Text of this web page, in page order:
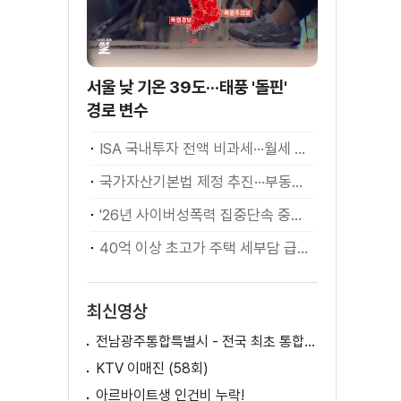
서울 낮 기온 39도···태풍 '돌핀'
경로 변수
ISA 국내투자 전액 비과세···월세 세액공제 확대
국가자산기본법 제정 추진···부동산·주식 등 통합 관리
'26년 사이버성폭력 집중단속 중간성과 발표···향후 추진계획은?
40억 이상 초고가 주택 세부담 급증···실수요자 보호 강화
최신영상
전남광주통합특별시 - 전국 최초 통합돌봄 모델
KTV 이매진 (58회)
아르바이트생 인건비 누락!